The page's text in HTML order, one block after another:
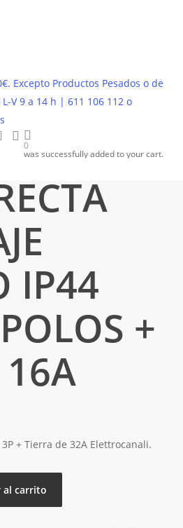
Excepto Productos Pesados o de
V 9 a 14 h | 611 106 112 o
buscaraccount
0
was successfully added to your cart.
Toma Recta Industrial
IP44 380V 3 POLOS + TIERRA 16A
IP44
+
16A
+ Tierra de 32A Elettrocanali.
al carrito